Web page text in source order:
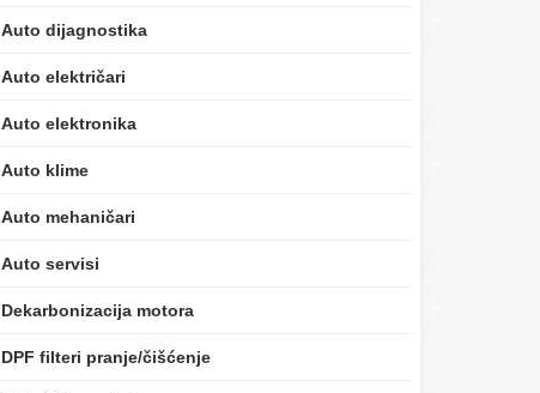
Auto dijagnostika
Auto električari
Auto elektronika
Auto klime
Auto mehaničari
Auto servisi
Dekarbonizacija motora
DPF filteri pranje/čišćenje